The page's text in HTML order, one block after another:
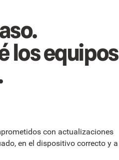
los equipos
con actualizaciones
en el dispositivo correcto y a